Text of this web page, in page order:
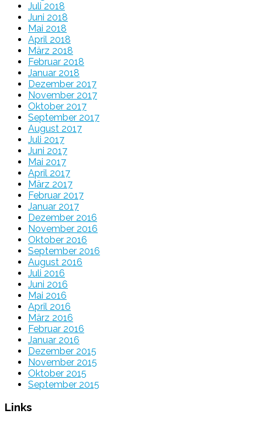
Juli 2018
Juni 2018
Mai 2018
April 2018
März 2018
Februar 2018
Januar 2018
Dezember 2017
November 2017
Oktober 2017
September 2017
August 2017
Juli 2017
Juni 2017
Mai 2017
April 2017
März 2017
Februar 2017
Januar 2017
Dezember 2016
November 2016
Oktober 2016
September 2016
August 2016
Juli 2016
Juni 2016
Mai 2016
April 2016
März 2016
Februar 2016
Januar 2016
Dezember 2015
November 2015
Oktober 2015
September 2015
Links